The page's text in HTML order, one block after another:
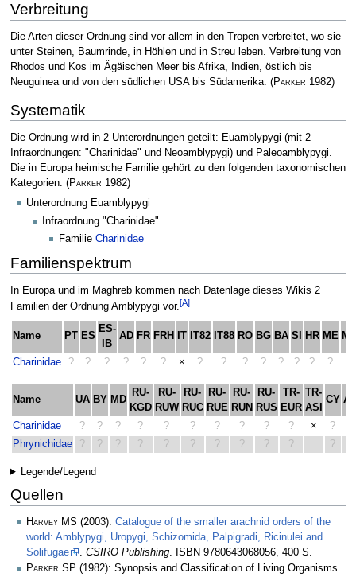
Verbreitung
Die Arten dieser Ordnung sind vor allem in den Tropen verbreitet, wo sie
unter Steinen, Baumrinde, in Höhlen und in Streu leben. Verbreitung von
Rhodos und Kos im Ägäischen Meer bis Afrika, Indien, östlich bis
Neuguinea und von den südlichen USA bis Südamerika. (Parker 1982)
Systematik
Die Ordnung wird in 2 Unterordnungen geteilt: Euamblypygi (mit 2
Infraordnungen: "Charinidae" und Neoamblypygi) und Paleoamblypygi.
Die in Europa heimische Familie gehört zu den folgenden taxonomischen
Kategorien: (Parker 1982)
Unterordnung Euamblypygi
Infraordnung "Charinidae"
Familie Charinidae
Familienspektrum
In Europa und im Maghreb kommen nach Datenlage dieses Wikis 2
Familien der Ordnung Amblypygi vor.[A]
Name PT ES
ES-
IB
AD FR FRH IT IT82 IT88 RO BG BA SI HR ME
Charinidae ? ? ? ? ? ? × ? ? ? ? ? ? ? ?
Name UA BY MD
RU-
KGD
RU-
RUW
RU-
RUC
RU-
RUE
RU-
RUN
RU-
RUS
TR-
EUR
TR-
ASI
CY
Charinidae ? ? ? ? ? ? ? ? ? ? × ?
Phrynichidae
? ? ? ? ? ? ? ? ? ? ?
Legende/Legend
Quellen
Harvey MS (2003): Catalogue of the smaller arachnid orders of the
world: Amblypygi, Uropygi, Schizomida, Palpigradi, Ricinulei and
Solifugae
. CSIRO Publishing. ISBN 9780643068056, 400 S.
Parker SP (1982): Synopsis and Classification of Living Organisms.